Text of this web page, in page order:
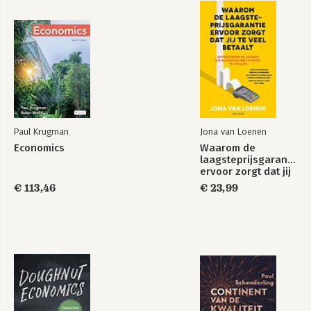
Paul Krugman
Economics
€ 113,46
Jona van Loenen
Waarom de
laagsteprijsgarantie
ervoor zorgt dat jij
te veel betaalt
€ 23,99